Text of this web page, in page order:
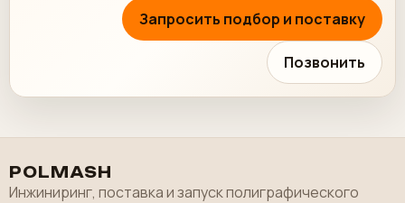
Запросить подбор и поставку
Позвонить
POLMASH
Инжиниринг, поставка и запуск полиграфического